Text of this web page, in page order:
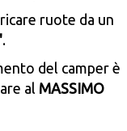
ruote da un
.
del camper è
al MASSIMO